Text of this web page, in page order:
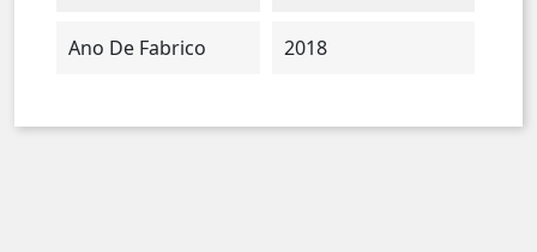
Ano De Fabrico 2018